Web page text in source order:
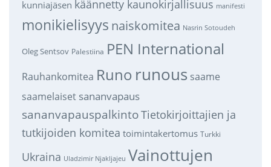
kunniajäsen käännetty kaunokirjallisuus manifesti
monikielisyys naiskomitea Nasrin Sotoudeh
Oleg Sentsov Palestiina PEN International
Rauhankomitea Runo runous saame
saamelaiset sananvapaus
sananvapauspalkintoTietokirjoittajien ja
tutkijoiden komitea toimintakertomus Turkki
Ukraina Uladzimir Njakljajeu Vainottujen